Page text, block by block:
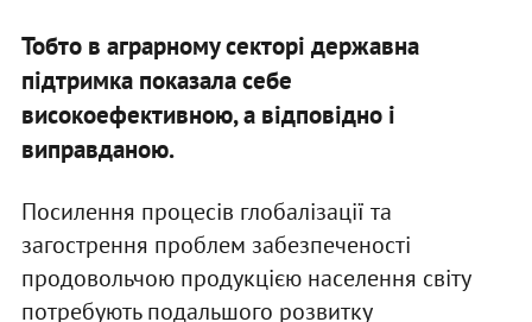
Тобто в аграрному секторі державна
підтримка показала себе
високоефективною, а відповідно і
виправданою.
Посилення процесів глобалізації та
загострення проблем забезпеченості
продовольчою продукцією населення світу
потребують подальшого розвитку